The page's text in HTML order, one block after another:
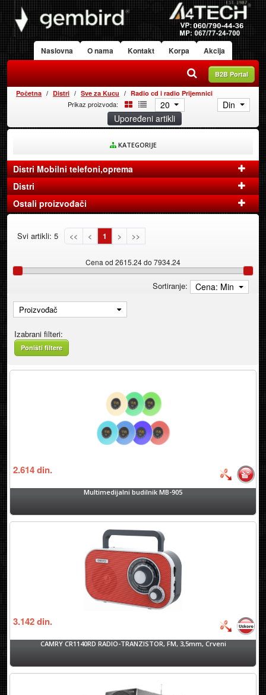
Naslovna O nama Kontakt Korpa Akcija
B2B Portal
Početna Distri Sve za Kucu Radio cd i radio Prijemnici
Prikaz proizvoda:
20
Upoređeni artikli
Din
KATEGORIJE
Distri Mobilni telefoni,oprema
Distri
Ostali proizvođači
Svi artikli: 5 << < 1 > >>
Cena od 2615.24 do 7934.24
Sortiranje: Cena: Min
Proizvođač
Izabrani filteri:
Poništi filtere
2.614din.
Multimedijalni budilnik MB-905
3.142din.
CAMRY CR1140RD RADIO-TRANZISTOR, FM, 3,5mm, Crveni